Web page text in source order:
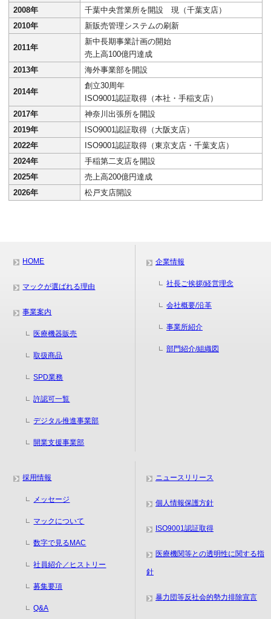
2008年
千葉中央営業所を開設 現（千葉支店）
2010年
新販売管理システムの刷新
2011年
新中長期事業計画の開始
売上高100億円達成
2013年
海外事業部を開設
2014年
創立30周年
ISO9001認証取得（本社・手稲支店）
2017年
神奈川出張所を開設
2019年
ISO9001認証取得（大阪支店）
2022年
ISO9001認証取得（東京支店・千葉支店）
2024年
手稲第二支店を開設
2025年
売上高200億円達成
2026年
松戸支店開設
HOME
マックが選ばれる理由
事業案内
医療機器販売
取扱商品
SPD業務
許認可一覧
デジタル推進事業部
開業支援事業部
企業情報
社長ご挨拶/経営理念
会社概要/沿革
事業所紹介
部門紹介/組織図
採用情報
メッセージ
マックについて
数字で見るMAC
社員紹介／ヒストリー
募集要項
Q&A
ニュースリリース
個人情報保護方針
ISO9001認証取得
医療機関等との透明性に関する指
針
暴力団等反社会的勢力排除宣言